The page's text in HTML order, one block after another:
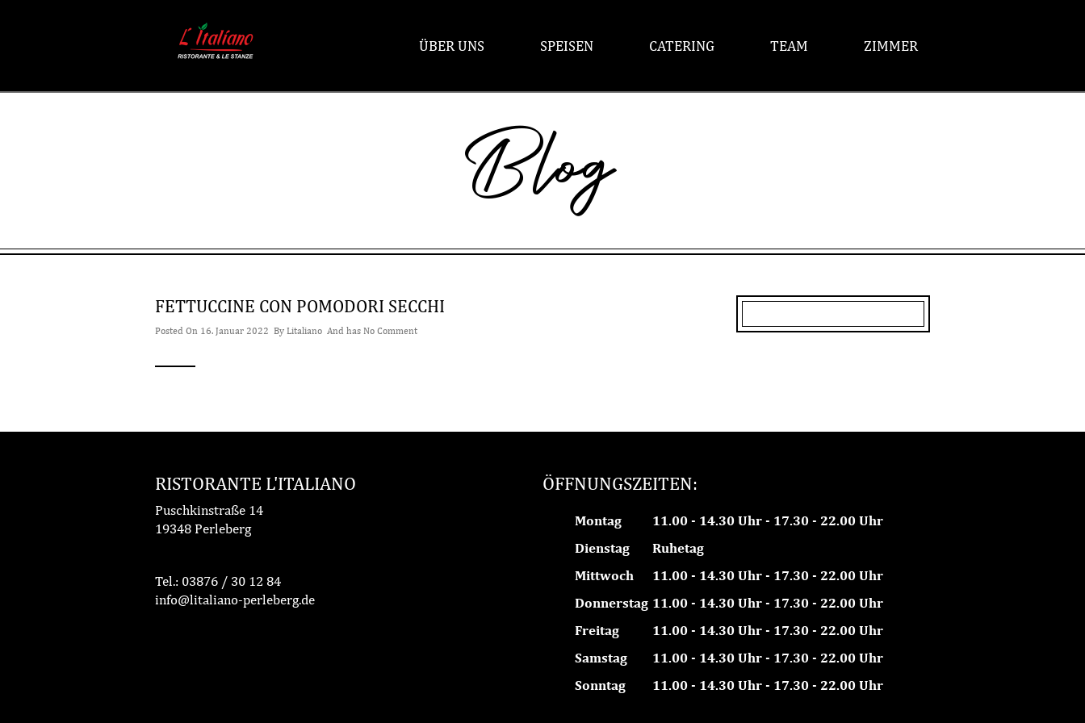
ÜBER UNS SPEISEN CATERING TEAM ZIMMER
Blog
FETTUCCINE CON POMODORI SECCHI
Posted On 16. Januar 2022 By Litaliano And has No Comment
RISTORANTE L'ITALIANO
Puschkinstraße 14
19348 Perleberg
Tel.: 03876 / 30 12 84
info@litaliano-perleberg.de
ÖFFNUNGSZEITEN:
Montag
11.00 - 14.30 Uhr - 17.30 - 22.00 Uhr
Dienstag
Ruhetag
Mittwoch
11.00 - 14.30 Uhr - 17.30 - 22.00 Uhr
Donnerstag 11.00 - 14.30 Uhr - 17.30 - 22.00 Uhr
Freitag
11.00 - 14.30 Uhr - 17.30 - 22.00 Uhr
Samstag
11.00 - 14.30 Uhr - 17.30 - 22.00 Uhr
Sonntag
11.00 - 14.30 Uhr - 17.30 - 22.00 Uhr